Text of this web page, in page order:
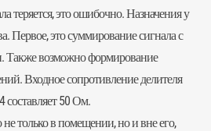
теряется, это ошибочно. Назначения у
Первое, это суммирование сигнала с
Также возможно формирование
Входное сопротивлениеделителя
составляет 50 Ом.
только в помещении, но и вне его,